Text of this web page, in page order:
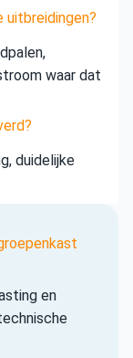
uitbreidingen?
waar dat
duidelijke
en